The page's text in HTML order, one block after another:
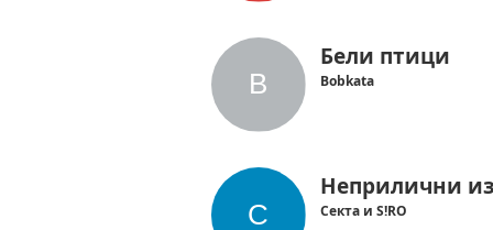
Бели птици
Bobkata
Неприлични
Секта и S!RO